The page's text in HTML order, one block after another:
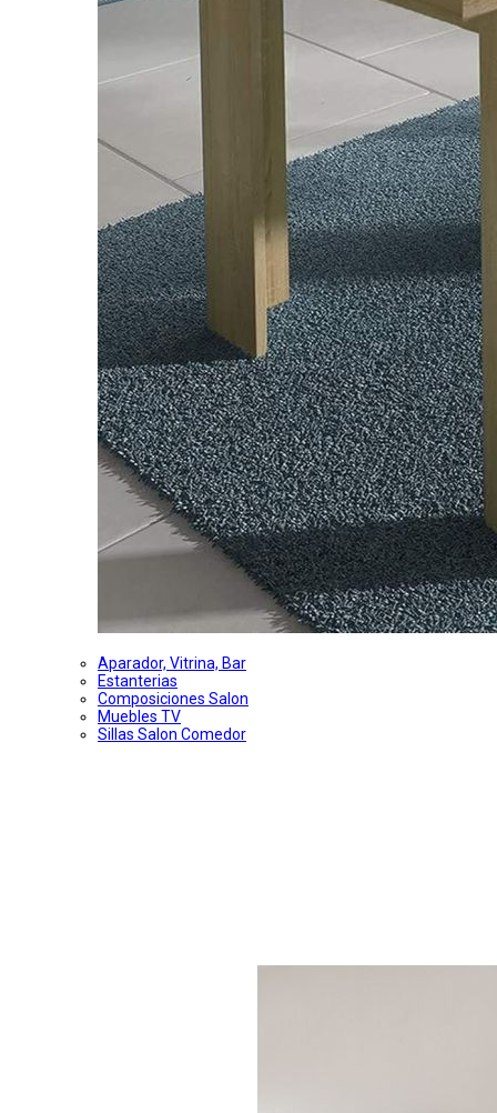
Aparador, Vitrina, Bar
Estanterias
Composiciones Salon
Muebles TV
Sillas Salon Comedor